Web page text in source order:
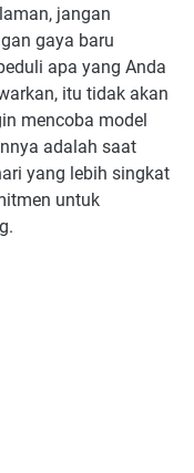
jangan
gaya baru
apa yang Anda
itu tidak akan
mencoba model
adalah saat
yang lebih singkat
untuk